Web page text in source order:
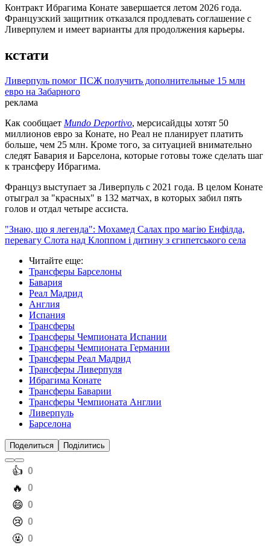
Контракт Ибрагима Конате завершается летом 2026 года.
Французский защитник отказался продлевать соглашение с
Ливерпулем и имеет варианты для продолжения карьеры.
кстати
Ливерпуль помог ПСЖ получить дополнительные 15 млн
евро на Забарного
реклама
Как сообщает Mundo Deportivo, мерсисайдцы хотят 50
миллионов евро за Конате, но Реал не планирует платить
больше, чем 25 млн. Кроме того, за ситуацией внимательно
следят Бавария и Барселона, которые готовы тоже сделать шаг
к трансферу Ибрагима.
Француз выступает за Ливерпуль с 2021 года. В целом Конате
отыграл за "красных" в 132 матчах, в которых забил пять
голов и отдал четыре ассиста.
"Знаю, що я легенда": Мохамед Салах про магію Енфілда,
перевагу Слота над Клоппом і дитину з єгипетського села
Читайте еще:
Трансферы Барселоны
Бавария
Реал Мадрид
Англия
Испания
Трансферы
Трансферы Чемпионата Испании
Трансферы Чемпионата Германии
Трансферы Реал Мадрид
Трансферы Ливерпуля
Ибрагима Конате
Трансферы Баварии
Трансферы Чемпионата Англии
Ливерпуль
Барселона
Поделиться Поділитись
️👍 0
️🔥 0
️😄 0
️😢 0
️🤬 0